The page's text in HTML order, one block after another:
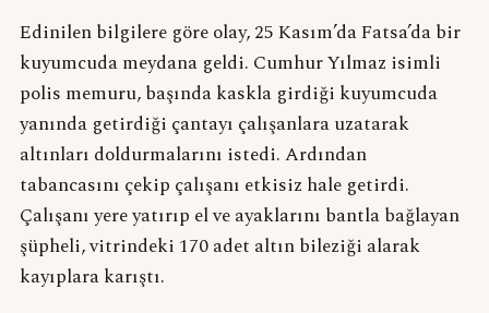
Edinilen bilgilere göre olay, 25 Kasım’da Fatsa’da bir
kuyumcuda meydana geldi. Cumhur Yılmaz isimli
polis memuru, başında kaskla girdiği kuyumcuda
yanında getirdiği çantayı çalışanlara uzatarak
altınları doldurmalarını istedi. Ardından
tabancasını çekip çalışanı etkisiz hale getirdi.
Çalışanı yere yatırıp el ve ayaklarını bantla bağlayan
şüpheli, vitrindeki 170 adet altın bileziği alarak
kayıplara karıştı.